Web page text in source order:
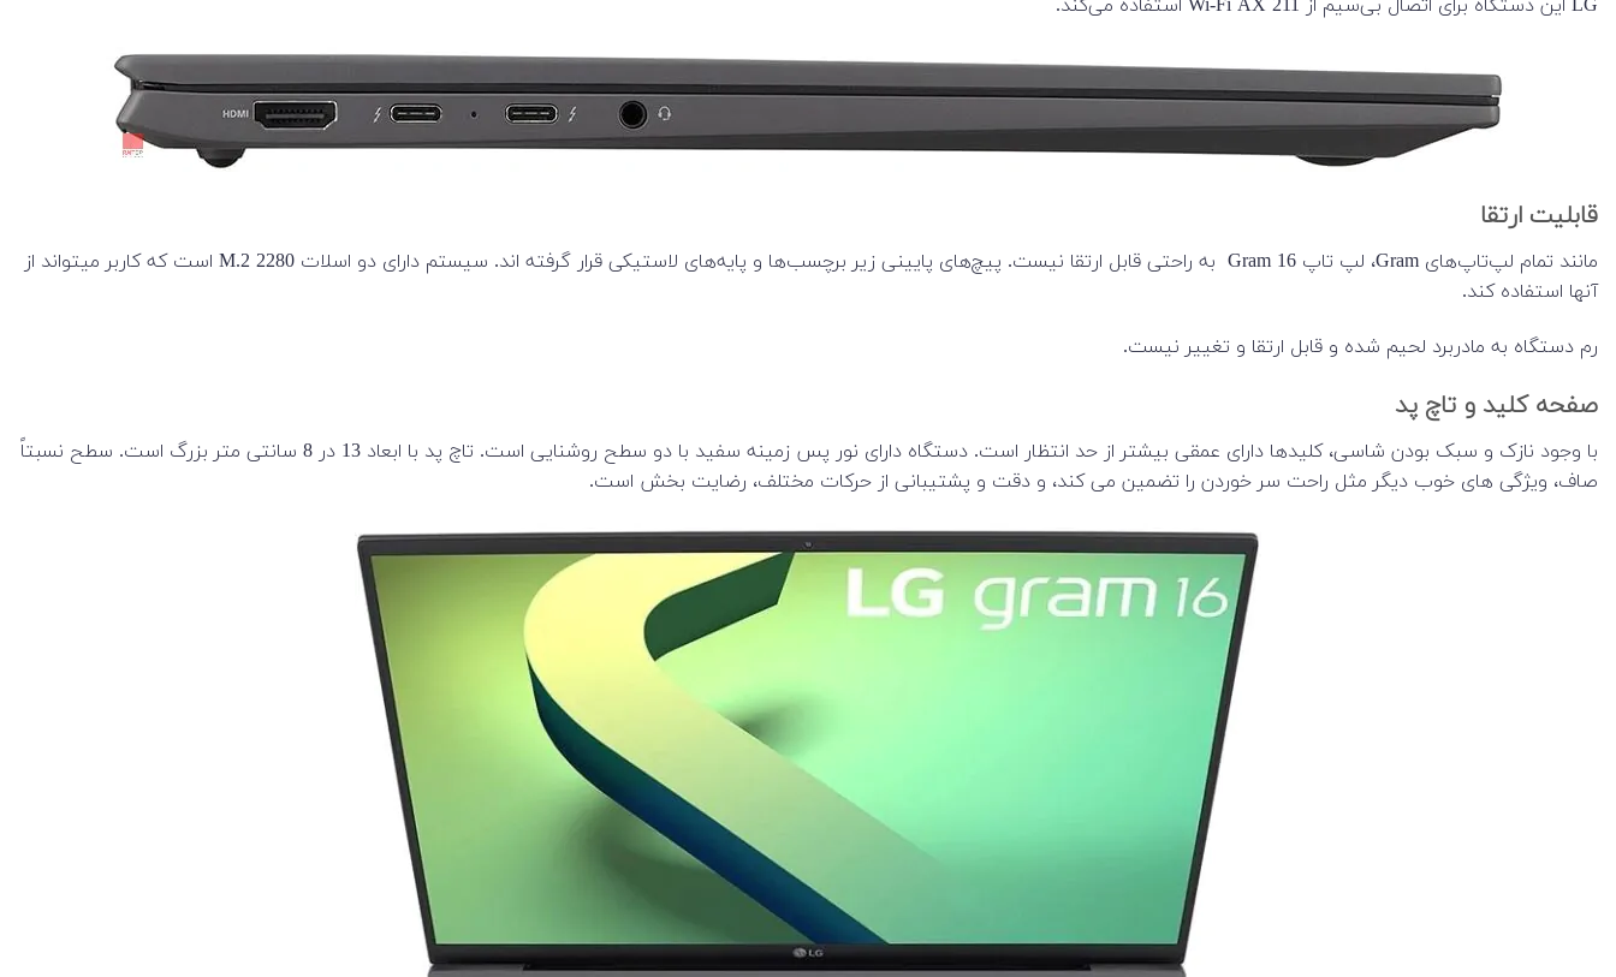
LG این دستگاه برای اتصال بی‌سیم از Wi-Fi AX 211 استفاده می‌کند.
قابلیت ارتقا
مانند تمام لپ‌تاپ‌های Gram، لپ تاپ Gram 16 به راحتی قابل ارتقا نیست. پیچ‌های پایینی زیر برچسب‌ها و پایه‌های لاستیکی قرار گرفته اند. سیستم دارای دو اسلات M.2 2280 است که کاربر میتواند از
آنها استفاده کند.
رم دستگاه به مادربرد لحیم شده و قابل ارتقا و تغییر نیست.
صفحه کلید و تاچ پد
با وجود نازک و سبک بودن شاسی، کلیدها دارای عمقی بیشتر از حد انتظار است. دستگاه دارای نور پس زمینه سفید با دو سطح روشنایی است. تاچ پد با ابعاد 13 در 8 سانتی متر بزرگ است. سطح نسبتاً
صاف، ویژگی های خوب دیگر مثل راحت سر خوردن را تضمین می کند، و دقت و پشتیبانی از حرکات مختلف، رضایت بخش است.